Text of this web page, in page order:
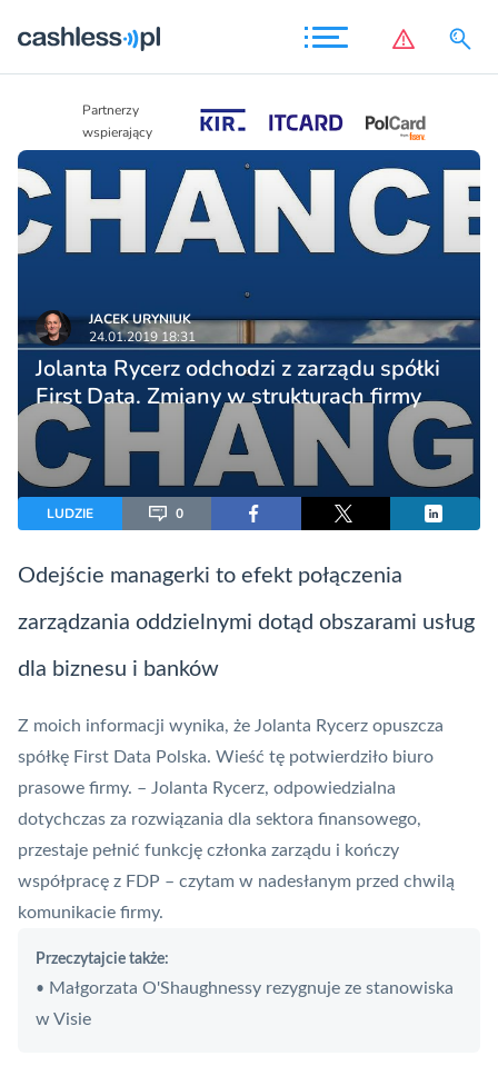
Partnerzy
wspierający
JACEK URYNIUK
24.01.2019 18:31
Jolanta Rycerz odchodzi z zarządu spółki
First Data. Zmiany w strukturach firmy
LUDZIE 0
Odejście managerki to efekt połączenia
zarządzania oddzielnymi dotąd obszarami usług
dla biznesu i banków
Z moich informacji wynika, że Jolanta Rycerz opuszcza
spółkę First Data Polska. Wieść tę potwierdziło biuro
prasowe firmy. – Jolanta Rycerz, odpowiedzialna
dotychczas za rozwiązania dla sektora finansowego,
przestaje pełnić funkcję członka zarządu i kończy
współpracę z FDP – czytam w nadesłanym przed chwilą
komunikacie firmy.
Przeczytajcie także:
• Małgorzata O'Shaughnessy rezygnuje ze stanowiska
w Visie